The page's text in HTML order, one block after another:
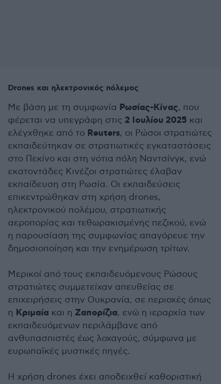
Drones και ηλεκτρονικός πόλεμος
Με βάση με τη συμφωνία Ρωσίας-Κίνας, που
φέρεται να υπεγράφη στις 2 Ιουλίου 2025 και
ελέγχθηκε από το Reuters, οι Ρώσοι στρατιώτες
εκπαιδεύτηκαν σε στρατιωτικές εγκαταστάσεις
στο Πεκίνο και στη νότια πόλη Ναντσίνγκ, ενώ
εκατοντάδες Κινέζοι στρατιώτες έλαβαν
εκπαίδευση στη Ρωσία. Οι εκπαιδεύσεις
επικεντρώθηκαν στη χρήση drones,
ηλεκτρονικού πολέμου, στρατιωτικής
αεροπορίας και τεθωρακισμένης πεζικού, ενώ
η παρουσίαση της συμφωνίας απαγόρευε την
δημοσιοποίηση και την ενημέρωση τρίτων.
Μερικοί από τους εκπαιδευόμενους Ρώσους
στρατιώτες συμμετείχαν απευθείας σε
επιχειρήσεις στην Ουκρανία, σε περιοχές όπως
η Κριμαία και η Ζαπορίζια, ενώ η ιεραρχία των
εκπαιδευόμενων περιλάμβανε από
ανθυπασπιστές έως λοχαγούς, σύμφωνα με
ευρωπαϊκές μυστικές πηγές.
Η χρήση drones έχει αποδειχθεί καθοριστική